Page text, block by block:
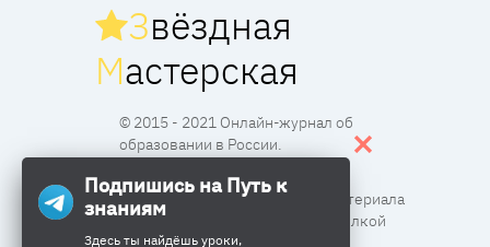
Звёздная
Мастерская
© 2015 - 2021 Онлайн-журнал об
образовании в России.
Все права защищены. Перпечатка материала
разрешена с согласия редакции и ссылкой
Подпишись на Путь к
знаниям
Здесь ты найдёшь уроки,